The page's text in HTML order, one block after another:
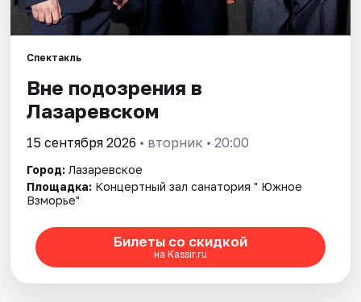
Спектакль
Вне подозрения в
Лазаревском
15 сентября 2026 • вторник • 20:00
Город: Лазаревское
Площадка: Концертный зал санатория " Южное
Взморье"
Билеты со скидкой
на Kassir.ru